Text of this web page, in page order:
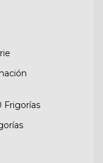
Frigorías